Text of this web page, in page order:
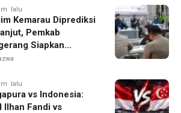
lalu
Kemarau Diprediksi
Pemkab
Siapkan
Antisipasi Krisis
lalu
vs Indonesia:
Ilhan Fandi vs